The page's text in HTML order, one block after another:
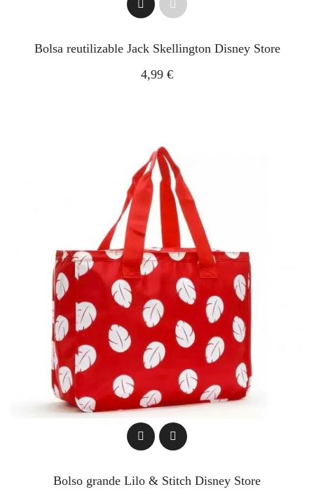
Bolsa reutilizable Jack Skellington Disney Store
4,99 €
Bolso grande Lilo & Stitch Disney Store